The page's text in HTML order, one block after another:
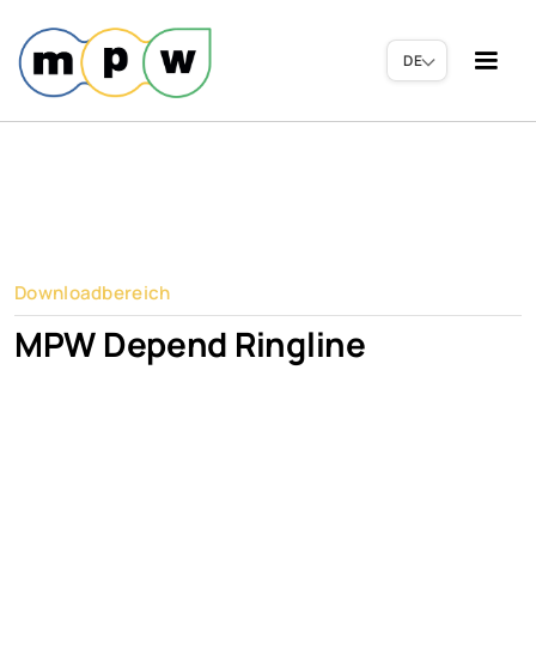
DE
Downloadbereich
MPW Depend Ringline